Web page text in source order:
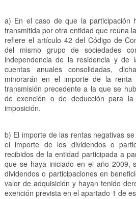
a) En el caso de que la participación
transmitida por otra entidad que reúna
refiere el artículo 42 del Código de
del mismo grupo de sociedades
independencia de la residencia y de
cuentas anuales consolidadas,
minorarán en el importe de la renta
transmisión precedente a la que se
de exención o de deducción para
imposición.
b) El importe de las rentas negativas
el importe de los dividendos o
recibidos de la entidad participada a
que se haya iniciado en el año 2009,
dividendos o participaciones en
valor de adquisición y hayan tenido
exención prevista en el apartado 1 de